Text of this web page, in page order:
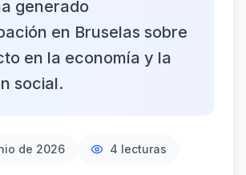
generado
en Bruselas sobre
en la economía y la
social.
de 2026 4 lecturas